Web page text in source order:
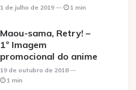
1 de julho de 2019 1 min
Maou-sama, Retry! –
1º Imagem
promocional do anime
19 de outubro de 2018
1 min